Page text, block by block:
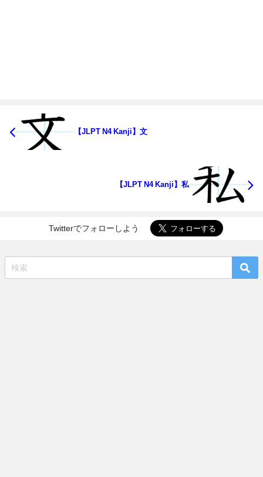
【JLPT N4 Kanji】文
【JLPT N4 Kanji】私
Twitterでフォローしよう